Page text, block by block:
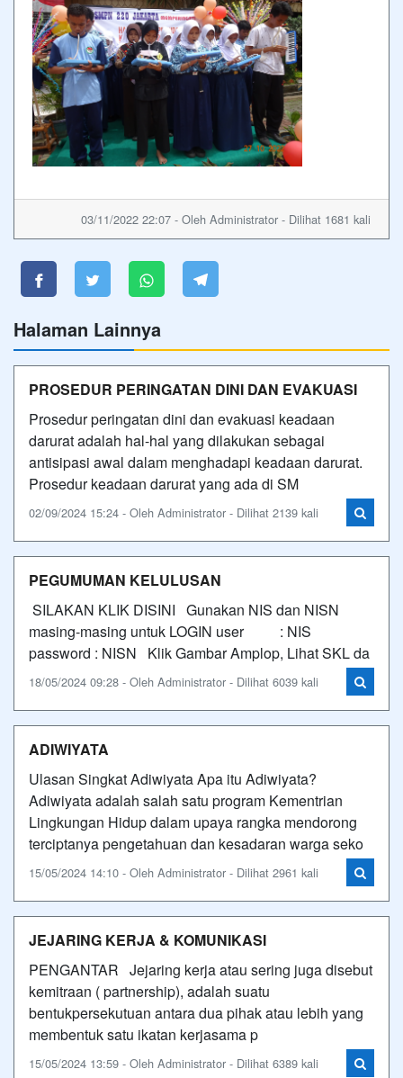
03/11/2022 22:07 - Oleh Administrator - Dilihat 1681 kali
Halaman Lainnya
PROSEDUR PERINGATAN DINI DAN EVAKUASI
Prosedur peringatan dini dan evakuasi keadaan
darurat adalah hal-hal yang dilakukan sebagai
antisipasi awal dalam menghadapi keadaan darurat.
Prosedur keadaan darurat yang ada di SM
02/09/2024 15:24 - Oleh Administrator - Dilihat 2139 kali
PEGUMUMAN KELULUSAN
SILAKAN KLIK DISINI Gunakan NIS dan NISN
masing-masing untuk LOGIN user : NIS
password : NISN Klik Gambar Amplop, Lihat SKL da
18/05/2024 09:28 - Oleh Administrator - Dilihat 6039 kali
ADIWIYATA
Ulasan Singkat Adiwiyata Apa itu Adiwiyata?
Adiwiyata adalah salah satu program Kementrian
Lingkungan Hidup dalam upaya rangka mendorong
terciptanya pengetahuan dan kesadaran warga seko
15/05/2024 14:10 - Oleh Administrator - Dilihat 2961 kali
JEJARING KERJA & KOMUNIKASI
PENGANTAR Jejaring kerja atau sering juga disebut
kemitraan ( partnership), adalah suatu
bentukpersekutuan antara dua pihak atau lebih yang
membentuk satu ikatan kerjasama p
15/05/2024 13:59 - Oleh Administrator - Dilihat 6389 kali